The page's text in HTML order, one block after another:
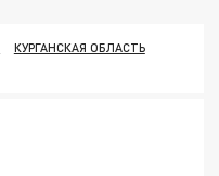
КУРГАНСКАЯ ОБЛАСТЬ